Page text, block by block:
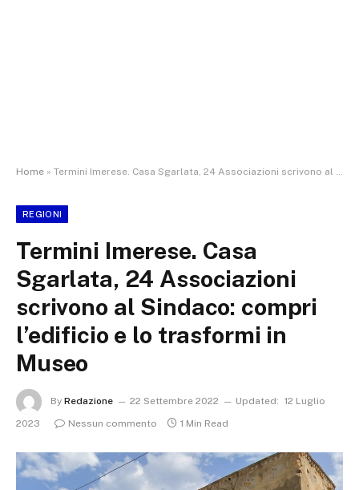
Home » Termini Imerese. Casa Sgarlata, 24 Associazioni scrivono al Sindaco: compri l?edificio e lo trasformi in Museo
REGIONI
Termini Imerese. Casa
Sgarlata, 24 Associazioni
scrivono al Sindaco: compri
l’edificio e lo trasformi in
Museo
By Redazione 22 Settembre 2022 Updated: 12 Luglio
2023
Nessun commento 1 Min Read